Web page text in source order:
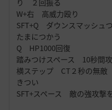
り ２回振る
W+右 高威力殴り
SFT+Q ダウンスマッシュ
たまにつかう
Q HP1000回復
踏みつけスペース 10秒間
横ステップ CT２秒の無
きつい
SFT+スペース 敵の強攻撃